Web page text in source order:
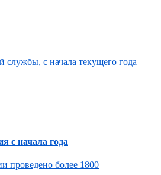
службы, с начала текущего года
с начала года
проведено более 1800